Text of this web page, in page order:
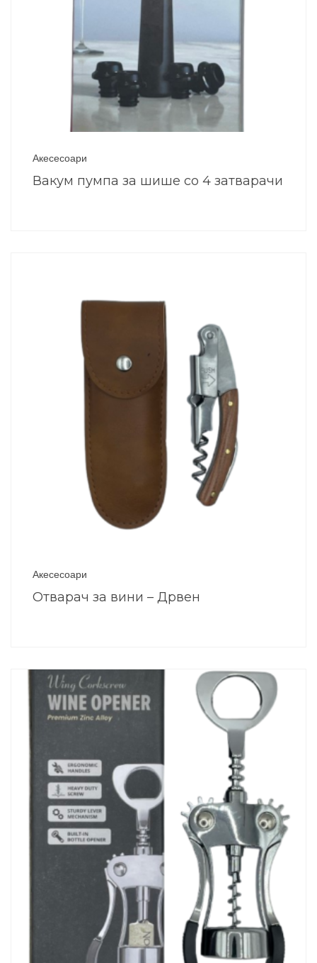
Акесесоари
Вакум пумпа за шише со 4 затварачи
Акесесоари
Отварач за вини – Дрвен